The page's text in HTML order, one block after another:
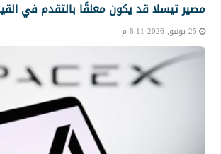
مصير تيسلا قد يكون معلقًا بالتقدم في
25 يونيو, 2026 8:11 م